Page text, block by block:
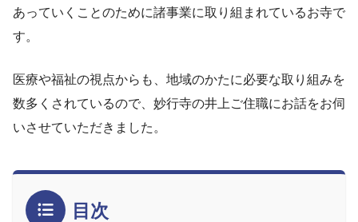
あっていくことのために諸事業に取り組まれているお寺で
す。
医療や福祉の視点からも、地域のかたに必要な取り組みを
数多くされているので、妙行寺の井上ご住職にお話をお伺
いさせていただきました。
目次